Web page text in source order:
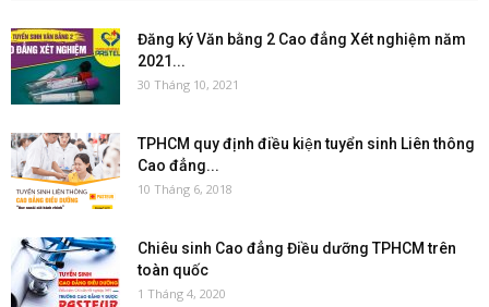
Đăng ký Văn bằng 2 Cao đẳng Xét nghiệm năm
2021...
30 Tháng 10, 2021
TPHCM quy định điều kiện tuyển sinh Liên thông
Cao đẳng...
10 Tháng 6, 2018
Chiêu sinh Cao đẳng Điều dưỡng TPHCM trên
toàn quốc
1 Tháng 4, 2020